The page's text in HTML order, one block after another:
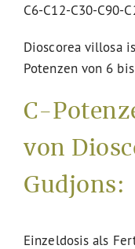
C6-C12-C30-C90-
Dioscorea villosa
Potenzen von 6
C-
von
Gudjons:
Einzeldosis als